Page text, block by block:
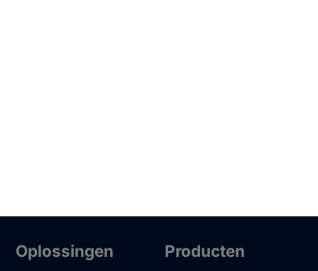
Oplossingen Producten